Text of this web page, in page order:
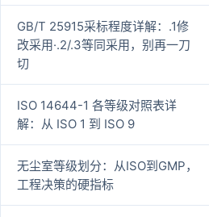
GB/T 25915采标程度详解：.1修
改采用·.2/.3等同采用，别再一刀
切
ISO 14644-1 各等级对照表详
解：从 ISO 1 到 ISO 9
无尘室等级划分：从ISO到GMP，
工程决策的硬指标